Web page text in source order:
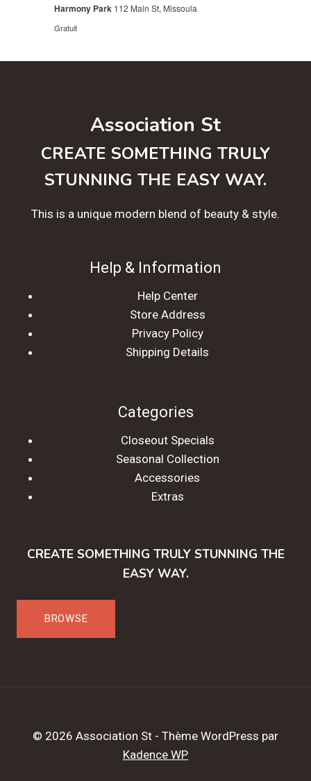
Harmony Park 112 Main St, Missoula
Gratuit
Association St
CREATE SOMETHING TRULY
STUNNING THE EASY WAY.
This is a unique modern blend of beauty & style.
Help & Information
Help Center
Store Address
Privacy Policy
Shipping Details
Categories
Closeout Specials
Seasonal Collection
Accessories
Extras
CREATE SOMETHING TRULY STUNNING THE
EASY WAY.
BROWSE
© 2026 Association St - Thème WordPress par
Kadence WP